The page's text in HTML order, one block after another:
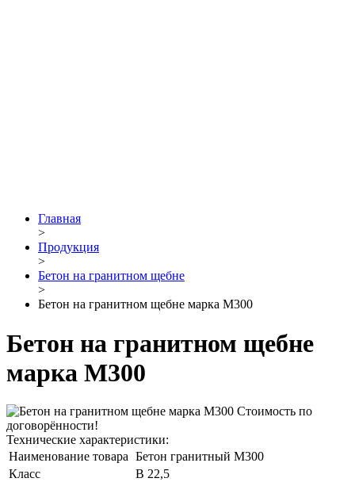
Главная
>
Продукция
>
Бетон на гранитном щебне
>
Бетон на гранитном щебне марка М300
Бетон на гранитном щебне
марка М300
Стоимость по
договорённости!
Технические характеристики:
Наименование товара Бетон гранитный М300
Класс
В 22,5